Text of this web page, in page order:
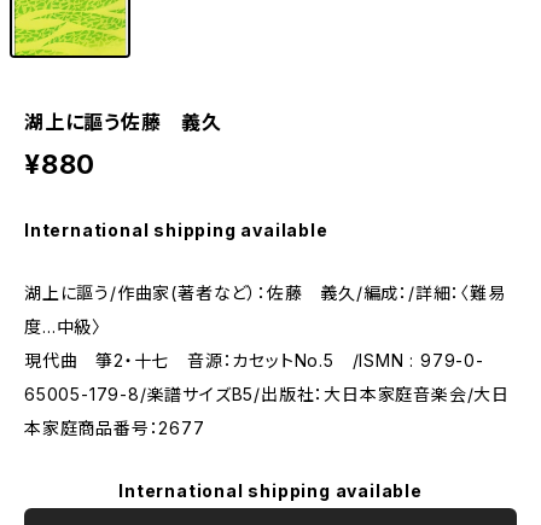
湖上に謳う佐藤 義久
¥880
International shipping available
湖上に謳う/作曲家(著者など）：佐藤 義久/編成：/詳細：〈難易
度…中級〉
現代曲 箏2・十七 音源：カセットNo.5 /ISMN : 979-0-
65005-179-8/楽譜サイズB5/出版社：大日本家庭音楽会/大日
本家庭商品番号：2677
International shipping available